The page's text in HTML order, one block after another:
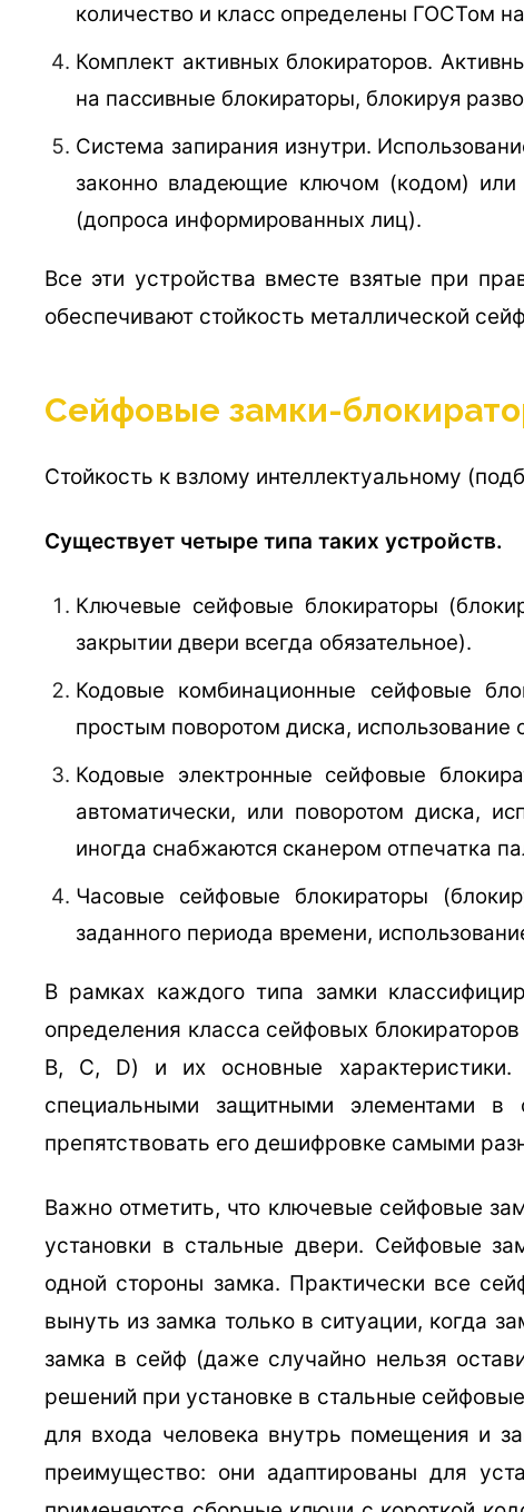
количество и класс определены ГОСТом
Комплект активных блокираторов.
на пассивные блокираторы, блокируя
Система запирания изнутри.
законно владеющие ключом (кодом) или
(допроса информированных лиц).
Все эти устройства вместе взятые при
обеспечивают стойкость металлической
Сейфовые замки-
Стойкость к взлому интеллектуальному
Существует четыре типа таких устройств.
Ключевые сейфовые блокираторы
закрытии двери всегда обязательное).
Кодовые комбинационные сейфовые
простым поворотом диска, использование
Кодовые электронные сейфовые
автоматически, или поворотом диска,
иногда снабжаются сканером отпечатка
Часовые сейфовые блокираторы
заданного периода времени,
В рамках каждого типа замки
определения класса сейфовых
В, С, D) и их основные характеристики.
специальными защитными элементами
препятствовать его дешифровке самыми
Важно отметить, что ключевые сейфовые
установки в стальные двери. Сейфовые
одной стороны замка. Практически все
вынуть из замка только в ситуации, когда
замка в сейф (даже случайно нельзя
решений при установке в стальные
для входа человека внутрь помещения и
преимущество: они адаптированы для